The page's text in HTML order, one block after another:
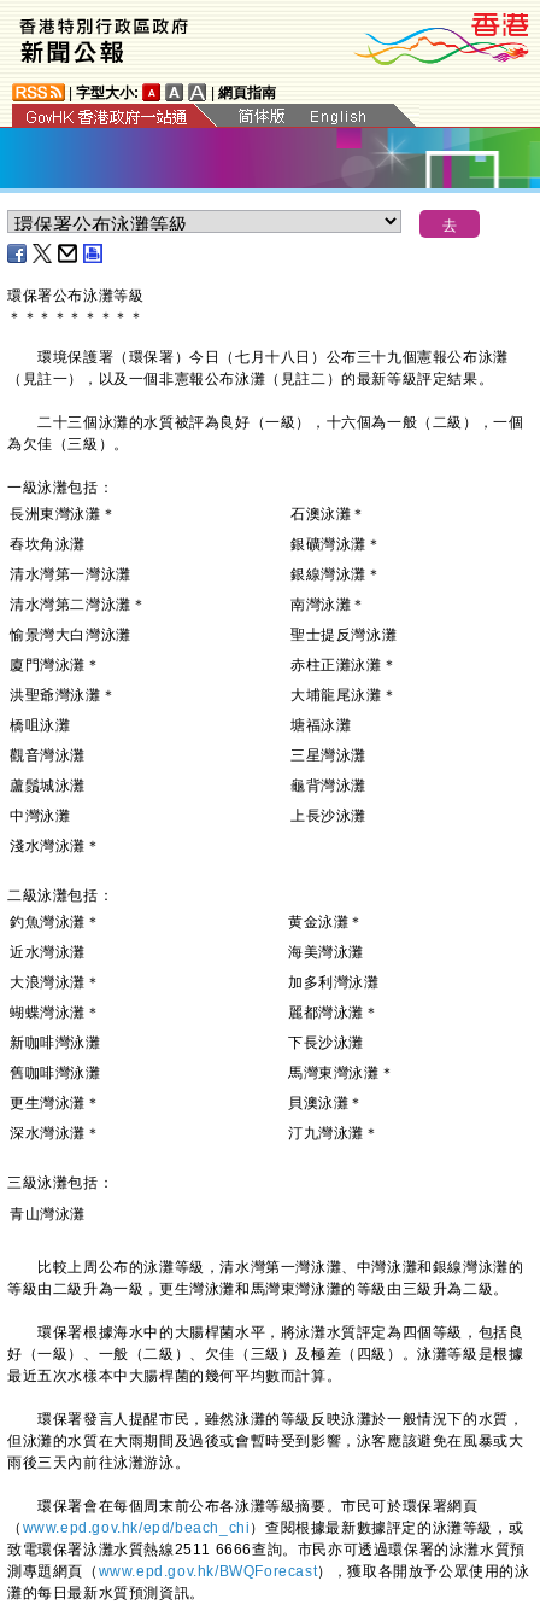
字型大小: 網頁指南
環保署公布泳灘等級
＊ ＊ ＊ ＊ ＊ ＊ ＊ ＊ ＊
環境保護署（環保署）今日（七月十八日）公布三十九個憲報公布泳灘
（見註一），以及一個非憲報公布泳灘（見註二）的最新等級評定結果。
二十三個泳灘的水質被評為良好（一級），十六個為一般（二級），一個
為欠佳（三級）。
一級泳灘包括：
長洲東灣泳灘＊
石澳泳灘＊
舂坎角泳灘
銀礦灣泳灘＊
清水灣第一灣泳灘
銀線灣泳灘＊
清水灣第二灣泳灘＊
南灣泳灘＊
愉景灣大白灣泳灘
聖士提反灣泳灘
廈門灣泳灘＊
赤柱正灘泳灘＊
洪聖爺灣泳灘＊
大埔龍尾泳灘＊
橋咀泳灘
塘福泳灘
觀音灣泳灘
三星灣泳灘
蘆鬚城泳灘
龜背灣泳灘
中灣泳灘
上長沙泳灘
淺水灣泳灘＊
二級泳灘包括：
釣魚灣泳灘＊
黄金泳灘＊
近水灣泳灘
海美灣泳灘
大浪灣泳灘＊
加多利灣泳灘
蝴蝶灣泳灘＊
麗都灣泳灘＊
新咖啡灣泳灘
下長沙泳灘
舊咖啡灣泳灘
馬灣東灣泳灘＊
更生灣泳灘＊
貝澳泳灘＊
深水灣泳灘＊
汀九灣泳灘＊
三級泳灘包括：
青山灣泳灘
比較上周公布的泳灘等級，清水灣第一灣泳灘、中灣泳灘和銀線灣泳灘的
等級由二級升為一級，更生灣泳灘和馬灣東灣泳灘的等級由三級升為二級。
環保署根據海水中的大腸桿菌水平，將泳灘水質評定為四個等級，包括良
好（一級）、一般（二級）、欠佳（三級）及極差（四級）。泳灘等級是根據
最近五次水樣本中大腸桿菌的幾何平均數而計算。
環保署發言人提醒市民，雖然泳灘的等級反映泳灘於一般情況下的水質，
但泳灘的水質在大雨期間及過後或會暫時受到影響，泳客應該避免在風暴或大
雨後三天內前往泳灘游泳。
環保署會在每個周末前公布各泳灘等級摘要。市民可於環保署網頁
（ www.epd.gov.hk/epd/beach_chi ）查閱根據最新數據評定的泳灘等級，或
致電環保署泳灘水質熱線2511 6666查詢。市民亦可透過環保署的泳灘水質預
測專題網頁（ www.epd.gov.hk/BWQForecast），獲取各開放予公眾使用的泳
灘的每日最新水質預測資訊。